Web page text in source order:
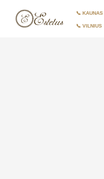
turinio
📞 KAUNAS
📞 VILNIUS
kiekis:
Egzosomų